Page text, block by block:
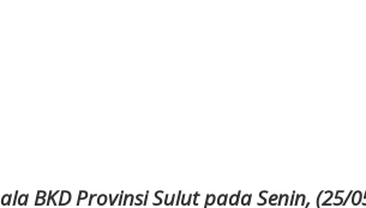
BKD Provinsi Sulut pada Senin, (25/